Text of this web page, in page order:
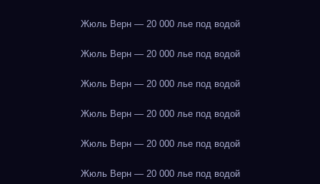
Жюль Верн — 20 000 лье под водой
Жюль Верн — 20 000 лье под водой
Жюль Верн — 20 000 лье под водой
Жюль Верн — 20 000 лье под водой
Жюль Верн — 20 000 лье под водой
Жюль Верн — 20 000 лье под водой